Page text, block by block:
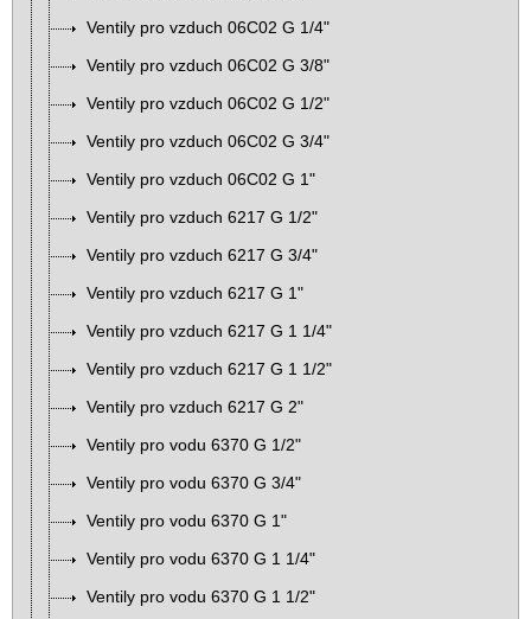
Ventily pro vzduch 06C02 G 1/4"
Ventily pro vzduch 06C02 G 3/8"
Ventily pro vzduch 06C02 G 1/2"
Ventily pro vzduch 06C02 G 3/4"
Ventily pro vzduch 06C02 G 1"
Ventily pro vzduch 6217 G 1/2"
Ventily pro vzduch 6217 G 3/4"
Ventily pro vzduch 6217 G 1"
Ventily pro vzduch 6217 G 1 1/4"
Ventily pro vzduch 6217 G 1 1/2"
Ventily pro vzduch 6217 G 2"
Ventily pro vodu 6370 G 1/2"
Ventily pro vodu 6370 G 3/4"
Ventily pro vodu 6370 G 1"
Ventily pro vodu 6370 G 1 1/4"
Ventily pro vodu 6370 G 1 1/2"